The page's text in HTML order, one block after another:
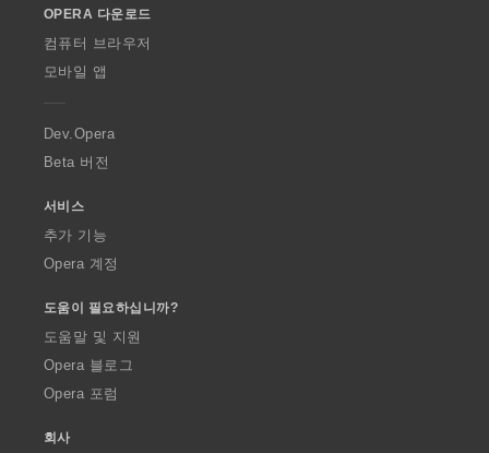
w
O
p
a
OPERA 다운로드
컴퓨터 브라우저
모바일 앱
Dev.Opera
Beta 버전
서비스
추가 기능
Opera 계정
도움이 필요하십니까?
도움말 및 지원
Opera 블로그
Opera 포럼
회사